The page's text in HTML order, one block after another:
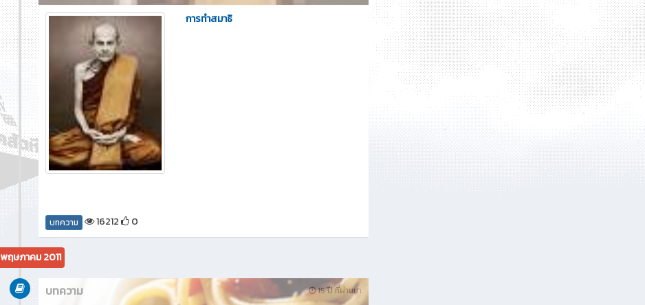
การทำสมาธิ
บทความ 16212 0
พฤษภาคม 2011
15 ปี ที่ผ่านมา
บทความ